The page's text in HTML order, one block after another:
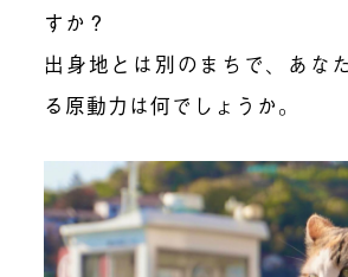
すか？
出身地とは別のまちで、あな
る原動力は何でしょうか。